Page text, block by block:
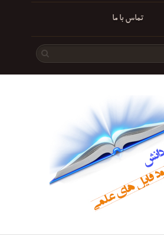
تماس با ما